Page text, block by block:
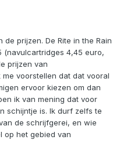
prijzen. De Rite in the Rain
(navulcartridges 4,45 euro,
prijzen van
me voorstellen dat dat vooral
ervoor kiezen om dan
ik van mening dat voor
schijntje is. Ik durf zelfs te
de schrijfgerei, en wie
op het gebied van